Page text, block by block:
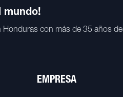
mundo!
con más de 35 años de
EMPRESA